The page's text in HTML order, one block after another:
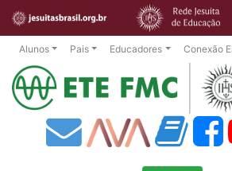
Alunos Pais Educadores Conexão